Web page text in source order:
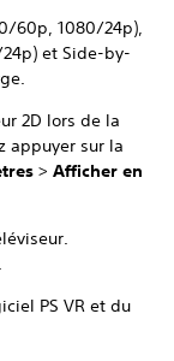
60p, 1080/24p),
et Side-by-
2D lors de la
appuyer sur la
> Afficher en
PS VR et du